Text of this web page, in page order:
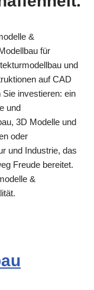
&
für
und
auf CAD
investieren: ein
und
3D Modelle und
oder
und Industrie, das
Freude bereitet.
&